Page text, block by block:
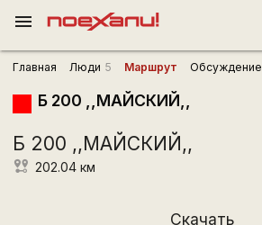
menu
Главная Люди 5 Маршрут Обсуждение
Б 200 ,,МАЙСКИЙ,,
Б 200 ,,МАЙСКИЙ,,
202.04 км
Скачать